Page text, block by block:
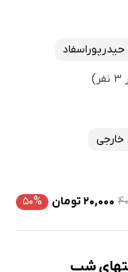
حیدرپوراسفاد
خارجی
۲۰,۰۰۰ تومان ۵۰%
شب